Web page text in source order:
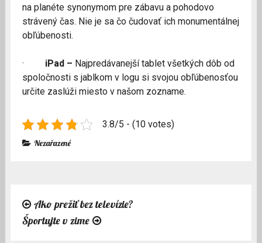
na planéte synonymom pre zábavu a pohodovo
strávený čas. Nie je sa čo čudovať ich monumentálnej
obľúbenosti.
· iPad – Najpredávanejší tablet všetkých dôb od
spoločnosti s jablkom v logu si svojou obľúbenosťou
určite zaslúži miesto v našom zozname.
3.8/5 - (10 votes)
Nezařazené
Navigace
pro
Ako prežiť bez televízie?
Športujte v zime